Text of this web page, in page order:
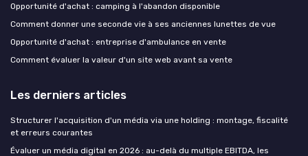
Opportunité d'achat : camping à l'abandon disponible
Comment donner une seconde vie à ses anciennes lunettes de vue
Opportunité d'achat : entreprise d'ambulance en vente
Comment évaluer la valeur d'un site web avant sa vente
Les derniers articles
Structurer l'acquisition d'un média via une holding : montage, fiscalité
et erreurs courantes
Évaluer un média digital en 2026 : au-delà du multiple EBITDA, les